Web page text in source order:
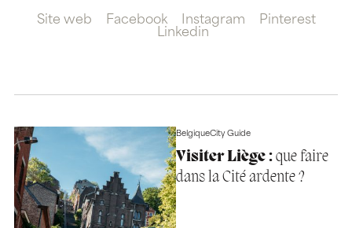
Site web Facebook Instagram
Pinterest
Linkedin
BelgiqueCity Guide
Visiter Liège :que faire
dans la Cité ardente ?